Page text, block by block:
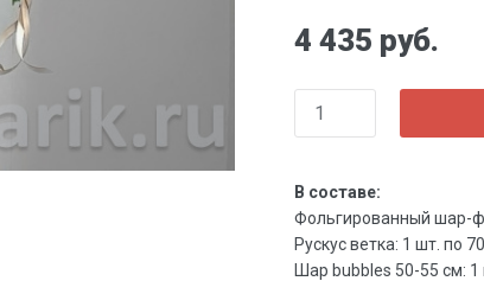
4 435 руб.
В составе:
Фольгированный шар-
Рускус ветка: 1 шт. по
Шар bubbles 50-55 см: 1